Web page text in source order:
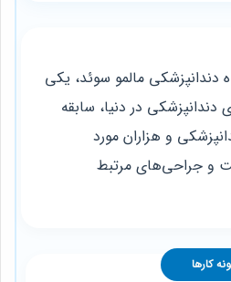
دندانپزشکی مالمو سوئد، یکی
دندانپزشکی در دنیا، سابقه
و هزاران مورد
و جراحی‌های مرتبط
کارها